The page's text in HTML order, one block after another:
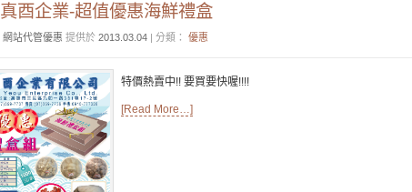
真酉企業-超值優惠海鮮禮盒
網站代管優惠 提供於 2013.03.04 | 分類： 優惠
特價熱賣中!! 要買要快喔!!!!
[Read More…]